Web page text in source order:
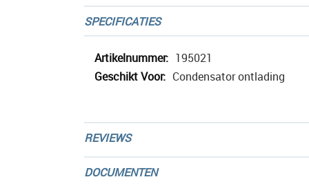
afbeeldingen-
gallerij
SPECIFICATIES
Meer
informatie
195021
Condensator ontlading
REVIEWS
DOCUMENTEN